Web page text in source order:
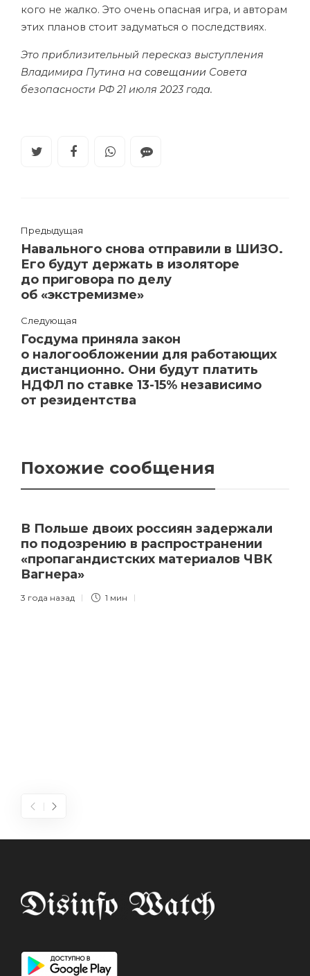
кого не жалко. Это очень опасная игра, и авторам
этих планов стоит задуматься о последствиях.
Это приблизительный пересказ выступления
Владимира Путина на совещании Совета
безопасности РФ 21 июля 2023 года.
Предыдущая
Навального снова отправили в ШИЗО.
Его будут держать в изоляторе
до приговора по делу
об «экстремизме»
Следующая
Госдума приняла закон
о налогообложении для работающих
дистанционно. Они будут платить
НДФЛ по ставке 13-15% независимо
от резидентства
Похожие сообщения
В Польше двоих россиян задержали
по подозрению в распространении
«пропагандистских материалов ЧВК
Вагнера»
3 года назад 1 мин